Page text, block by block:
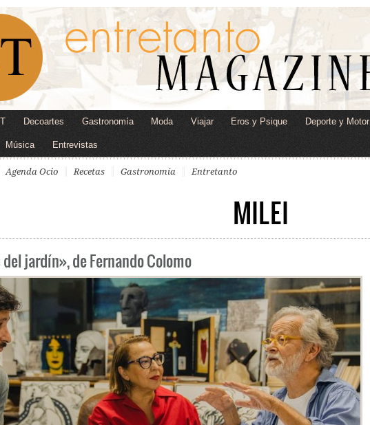
Decoartes Gastronomía Moda Viajar Eros y Psique Deporte y Motor
Música Entrevistas
Agenda Ocio Recetas Gastronomía Entretanto
MILEI
jardín», de Fernando Colomo